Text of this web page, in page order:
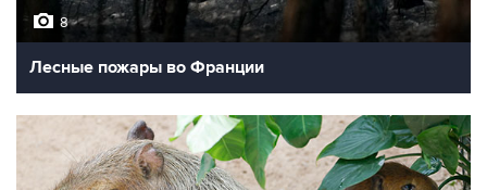
8
Лесные пожары во Франции